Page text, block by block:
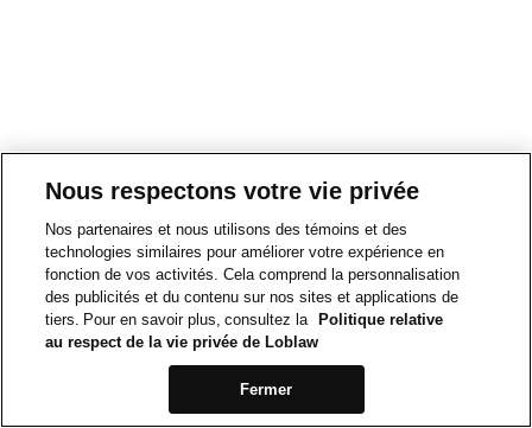
Nous respectons votre vie privée
Nos partenaires et nous utilisons des témoins et des
technologies similaires pour améliorer votre expérience en
fonction de vos activités. Cela comprend la personnalisation
des publicités et du contenu sur nos sites et applications de
tiers. Pour en savoir plus, consultez la
Politique relative
au respect de la vie privée de Loblaw
Fermer